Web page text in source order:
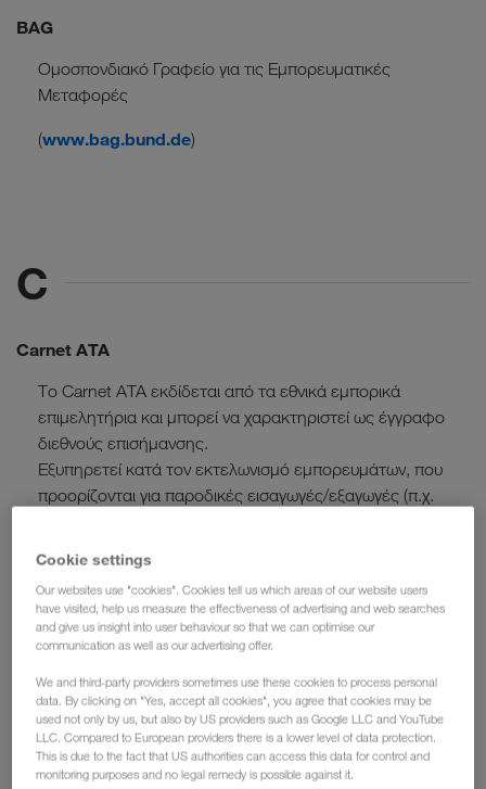
BAG
Οµοσπονδιακό Γραφείο για τις Εµπορευµατικές
Μεταφορές
(www.bag.bund.de)
C
Carnet ATA
Το Carnet ATA εκδίδεται από τα εθνικά εμπορικά
επιμελητήρια και μπορεί να χαρακτηριστεί ως έγγραφο
διεθνούς επισήμανσης.
Εξυπηρετεί κατά τον εκτελωνισμό εμπορευμάτων, που
προορίζονται για παροδικές εισαγωγές/εξαγωγές (π.χ.
Carnet TIR
Το Carnet TIR είναι ένα έγγραφο διαμετακόμισης με το
μεγαλύτερο εύρος ισχύος. Εκτείνεται και εκτός συνόρων
ΕΕ προς Ανατολή, Εγγύς και Μέση Ανατολή. Η IRU
(Διεθνής Ένωση Οδικών Μεταφορών) είναι ο διαχειριστής
του συστήματος Carnet TIR και αναλαμβάνει -εντός ΕΕ
καθώς και των λοιπών κρατών μελών TIR- την ευθύνη για
Cookie settings
Our websites use "cookies". Cookies tell us which areas of our website users
have visited, help us measure the effectiveness of advertising and web searches
and give us insight into user behaviour so that we can optimise our
communication as well as our advertising offer.
We and third-party providers sometimes use these cookies to process personal
data. By clicking on "Yes, accept all cookies", you agree that cookies may be
used not only by us, but also by US providers such as Google LLC and YouTube
LLC. Compared to European providers there is a lower level of data protection.
This is due to the fact that US authorities can access this data for control and
monitoring purposes and no legal remedy is possible against it.